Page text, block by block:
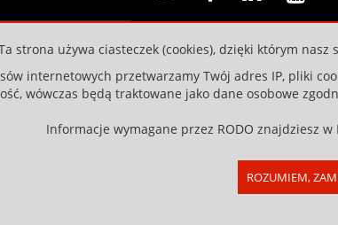
strona używa ciasteczek (cookies), dzięki którym nasz
internetowych przetwarzamy Twój adres IP, pliki
wówczas będą traktowane jako dane osobowe
Informacje wymagane przez RODO znajdziesz
ROZUMIEM,